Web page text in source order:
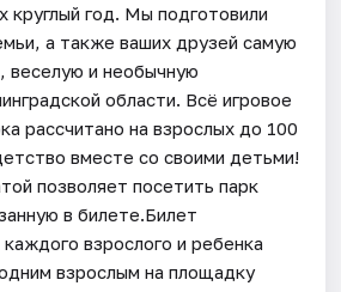
круглый год. Мы подготовили
а также ваших друзей самую
веселую и необычную
области. Всё игровое
рассчитано на взрослых до 100
вместе со своими детьми!
позволяет посетить парк
в билете.Билет
взрослого и ребенка
взрослым на площадку